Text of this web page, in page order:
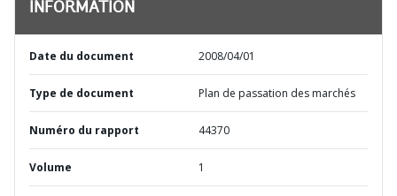
INFORMATION
Date du document 2008/04/01
Type de document Plan de passation des marchés
Numéro du rapport 44370
Volume 1